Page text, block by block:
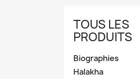
TOUS LES
PRODUITS
Biographies
Halakha